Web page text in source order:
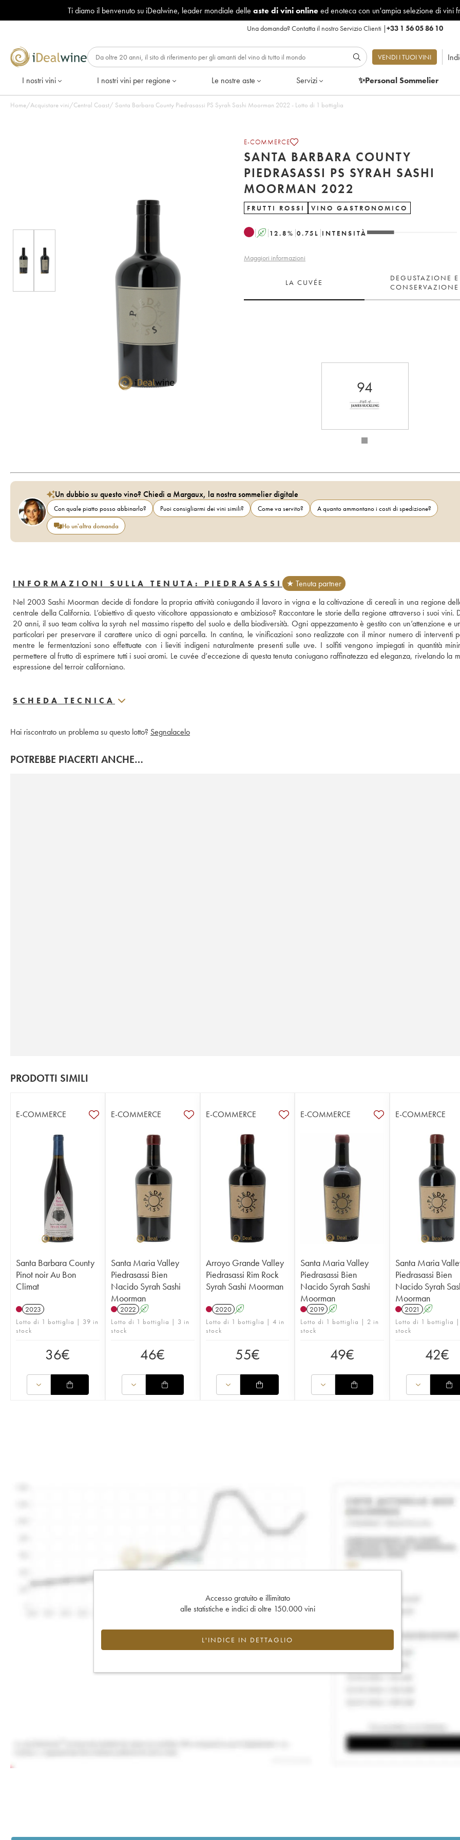
Ti diamo il benvenuto su iDealwine, leader mondiale delle aste di vini onlineed enoteca con un'ampia selezione di vini
Una domanda?Contatta il nostro Servizio Clienti |+33 1 56 05 86 10
VENDI I TUOI VINI
I nostri vini I nostri vini per regione Le nostre aste Servizi ✨Personal Sommelier
Home/Acquistare vini/Central Coast/ Santa Barbara County Piedrasassi PS Syrah Sashi Moorman 2022 - Lotto di 1 bottiglia
E-COMMERCE
SANTA BARBARA COUNTY
PIEDRASASSI PS SYRAH SASHI
MOORMAN 2022
FRUTTI ROSSI VINO GASTRONOMICO
A 12.8% 0.75 L INTENSITÀ
Maggiori informazioni
LA CUVÉE
DEGUSTAZIONE E
CONSERVAZIONE
94
Un dubbio su questo vino? Chiedi a Margaux, la nostra sommelier digitale
Con quale piatto posso abbinarlo? Puoi consigliarmi dei vini simili? Come va servito?
A quanto ammontano i costi di spedizione?
Ho un'altra domanda
INFORMAZIONI SULLA TENUTA: PIEDRASASSI
★ Tenuta partner
Nel 2003 Sashi Moorman decide di fondare la propria attività coniugando il lavoro in vigna e la coltivazione di cereali in una regione
centrale della California. L’obiettivo di questo viticoltore appassionato e ambizioso? Raccontare le storie della regione attraverso i suoi vini.
20 anni, il suo team coltiva la syrah nel massimo rispetto del suolo e della biodiversità. Ogni appezzamento è gestito con un’attenzione e
particolari per preservare il carattere unico di ogni parcella. In cantina, le vinificazioni sono realizzate con il minor numero di interventi
mentre le fermentazioni sono effettuate con i lieviti indigeni naturalmente presenti sulle uve. I solfiti vengono impiegati in quantità
permettere al frutto di esprimere tutti i suoi aromi. Le cuvée d’eccezione di questa tenuta coniugano raffinatezza ed eleganza, rivelando la
espressione del terroir californiano.
SCHEDA TECNICA
Hai riscontrato un problema su questo lotto? Segnalacelo
POTREBBE PIACERTI ANCHE…
PRODOTTI SIMILI
E-COMMERCE
Santa Barbara County
Pinot noir Au Bon
Climat
2023
Lotto di 1 bottiglia | 39 in
stock
36€
E-COMMERCE
Santa Maria Valley
Piedrasassi Bien
Nacido Syrah Sashi
Moorman
2022 A
Lotto di 1 bottiglia | 3 in
stock
46€
E-COMMERCE
Arroyo Grande Valley
Piedrasassi Rim Rock
Syrah Sashi Moorman
2020 A
Lotto di 1 bottiglia | 4 in
stock
55€
E-COMMERCE
Santa Maria Valley
Piedrasassi Bien
Nacido Syrah Sashi
Moorman
2019 A
Lotto di 1 bottiglia | 2 in
stock
49€
E-COMMERCE
Santa Maria
Piedrasassi Bien
Nacido Syrah
Moorman
2021 A
Lotto di 1 bottiglia
stock
42€
Accesso gratuito e illimitato
alle statistiche e indici di oltre 150.000 vini
L'INDICE IN DETTAGLIO